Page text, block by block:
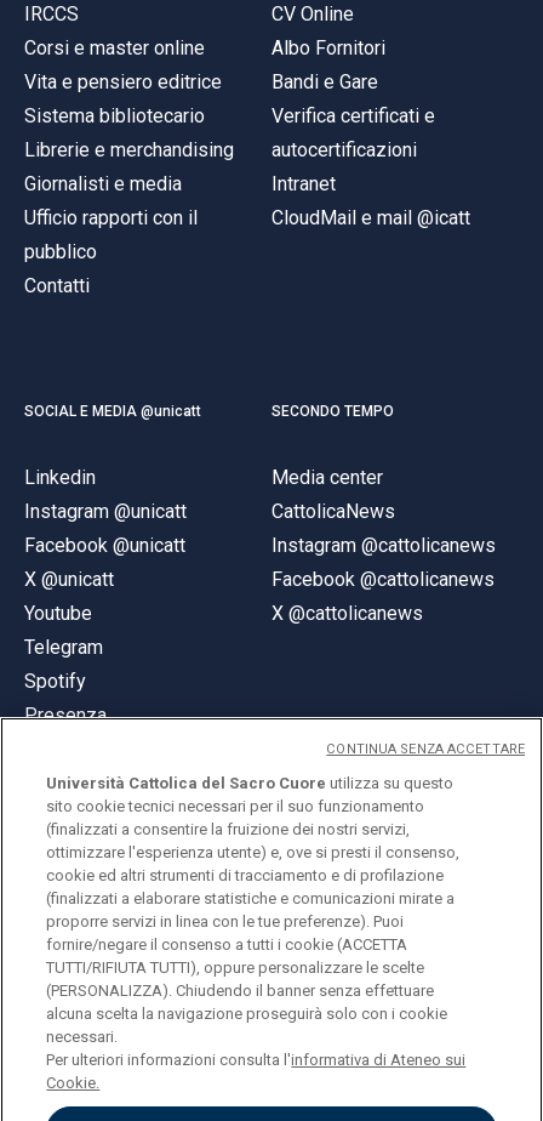
IRCCS
Corsi e master online
Vita e pensiero editrice
Sistema bibliotecario
Librerie e merchandising
Giornalisti e media
Ufficio rapporti con il
pubblico
Contatti
CV Online
Albo Fornitori
Bandi e Gare
Verifica certificati e
autocertificazioni
Intranet
CloudMail e mail @icatt
SOCIAL E MEDIA @unicatt
Linkedin
Instagram @unicatt
Facebook @unicatt
X @unicatt
Youtube
Telegram
Spotify
Presenza
SECONDO TEMPO
Media center
CattolicaNews
Instagram @cattolicanews
Facebook @cattolicanews
X @cattolicanews
© Università Cattolica del Sacro Cuore
Largo A. Gemelli 1, 20123 Milano
PI 02133120150
ENGLISH
Università Cattolica del Sacro Cuore utilizza su questo
sito cookie tecnici necessari per il suo funzionamento
(finalizzati a consentire la fruizione dei nostri servizi,
ottimizzare l'esperienza utente) e, ove si presti il consenso,
cookie ed altri strumenti di tracciamento e di profilazione
(finalizzati a elaborare statistiche e comunicazioni mirate a
proporre servizi in linea con le tue preferenze). Puoi
fornire/negare il consenso a tutti i cookie (ACCETTA
TUTTI/RIFIUTA TUTTI), oppure personalizzare le scelte
(PERSONALIZZA). Chiudendo il banner senza effettuare
alcuna scelta la navigazione proseguirà solo con i cookie
necessari.
Per ulteriori informazioni consulta l'informativa di Ateneo sui
Cookie.
CONTINUA SENZA ACCETTARE